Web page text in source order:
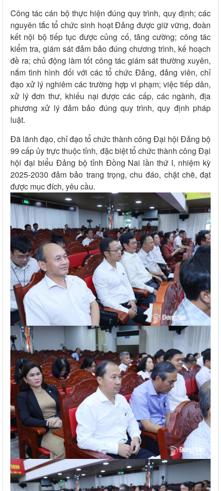
Công tác cán bộ thực hiện đúng quy trình, quy định; các
nguyên tắc tổ chức sinh hoạt Đảng được giữ vững, đoàn
kết nội bộ tiếp tục được củng cố, tăng cường; công tác
kiểm tra, giám sát đảm bảo đúng chương trình, kế hoạch
đề ra; chủ động làm tốt công tác giám sát thường xuyên,
nắm tình hình đối với các tổ chức Đảng, đảng viên, chỉ
đạo xử lý nghiêm các trường hợp vi phạm; việc tiếp dân,
xử lý đơn thư, khiếu nại được các cấp, các ngành, địa
phương xử lý đảm bảo đúng quy trình, quy định pháp
luật.
Đã lãnh đạo, chỉ đạo tổ chức thành công Đại hội Đảng bộ
99 cấp ủy trực thuộc tỉnh, đặc biệt tổ chức thành công Đại
hội đại biểu Đảng bộ tỉnh Đồng Nai lần thứ I, nhiệm kỳ
2025-2030 đảm bảo trang trọng, chu đáo, chặt chẽ, đạt
được mục đích, yêu cầu.